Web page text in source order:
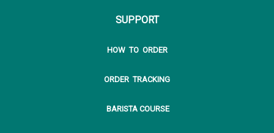
SUPPORT
HOW TO ORDER
ORDER TRACKING
BARISTA COURSE